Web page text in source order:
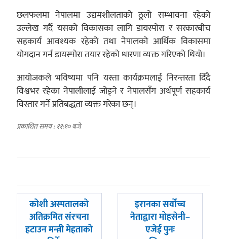
छलफलमा नेपालमा उद्यमशीलताको ठूलो सम्भावना रहेको
उल्लेख गर्दै यसको विकासका लागि डायस्पोरा र सरकारबीच
सहकार्य आवश्यक रहेको तथा नेपालको आर्थिक विकासमा
योगदान गर्न डायस्पोरा तयार रहेको धारणा व्यक्त गरिएको थियो।
आयोजकले भविष्यमा पनि यस्ता कार्यक्रमलाई निरन्तरता दिँदै
विश्वभर रहेका नेपालीलाई जोड्ने र नेपालसँग अर्थपूर्ण सहकार्य
विस्तार गर्ने प्रतिबद्धता व्यक्त गरेका छन्।
प्रकाशित समय : ११:१० बजे
पछिल्लाे
-
कोशी अस्पतालको
अतिक्रमित संरचना
हटाउन मन्त्री मेहताको
अघिल्लाे
-
इरानका सर्वोच्च
नेताद्वारा मोहसेनी–
एजेई पुनः